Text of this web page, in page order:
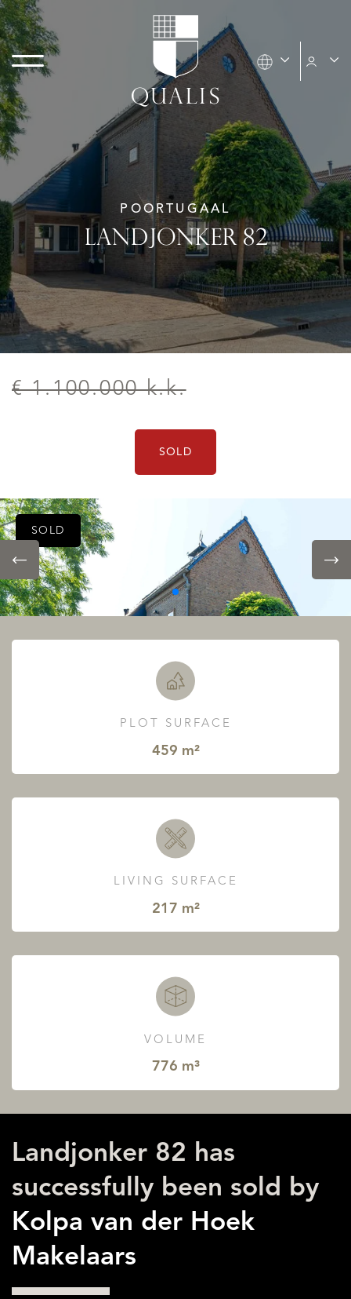
POORTUGAAL
LANDJONKER 82
€ 1.100.000 k.k.
SOLD
SOLD
PLOT SURFACE
459 m²
LIVING SURFACE
217 m²
VOLUME
776 m³
Landjonker 82 has
successfully been sold by
Kolpa van der Hoek
Makelaars